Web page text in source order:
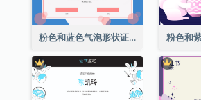
粉色和蓝色气泡形状证书